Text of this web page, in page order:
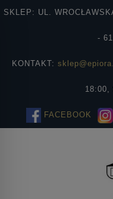
SKLEP: UL.
-
KONTAKT:
18:00,
FACEBOOK